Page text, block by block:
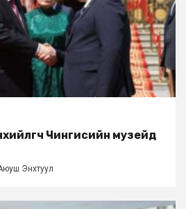
Чингисийн музейд
Энхтуул